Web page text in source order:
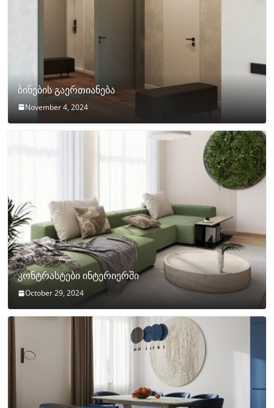
ბინების გაერთიანება
November 4, 2024
კონტრასტები ინტერიერში
October 29, 2024